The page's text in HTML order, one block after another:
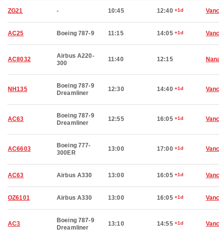
ZG21 - 10:45 12:40 +1d
AC25 Boeing 787-9 11:15 14:05 +1d
AC8032
Airbus A220-
300
11:40 12:15
NH135
Boeing 787-9
Dreamliner
12:30 14:40 +1d
AC63
Boeing 787-9
Dreamliner
12:55 16:05 +1d
AC6603
Boeing 777-
300ER
13:00 17:00 +1d
AC63 Airbus A330 13:00 16:05 +1d
OZ6101 Airbus A330 13:00 16:05 +1d
AC3
Boeing 787-9
Dreamliner
13:10 14:55 +1d